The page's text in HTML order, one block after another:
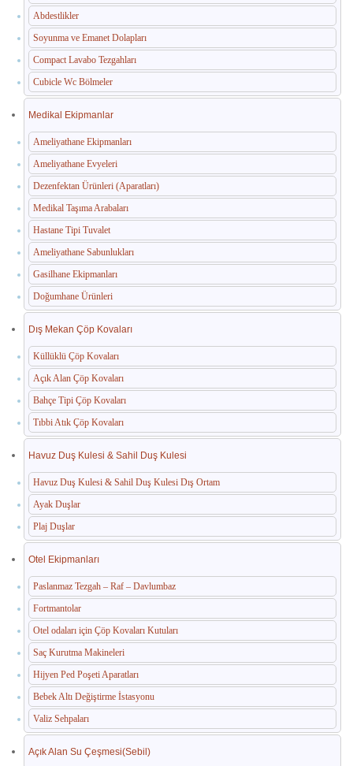
Abdestlikler
Soyunma ve Emanet Dolapları
Compact Lavabo Tezgahları
Cubicle Wc Bölmeler
Medikal Ekipmanlar
Ameliyathane Ekipmanları
Ameliyathane Evyeleri
Dezenfektan Ürünleri (Aparatları)
Medikal Taşıma Arabaları
Hastane Tipi Tuvalet
Ameliyathane Sabunlukları
Gasilhane Ekipmanları
Doğumhane Ürünleri
Dış Mekan Çöp Kovaları
Küllüklü Çöp Kovaları
Açık Alan Çöp Kovaları
Bahçe Tipi Çöp Kovaları
Tıbbi Atık Çöp Kovaları
Havuz Duş Kulesi & Sahil Duş Kulesi
Havuz Duş Kulesi & Sahil Duş Kulesi Dış Ortam
Ayak Duşlar
Plaj Duşlar
Otel Ekipmanları
Paslanmaz Tezgah – Raf – Davlumbaz
Fortmantolar
Otel odaları için Çöp Kovaları Kutuları
Saç Kurutma Makineleri
Hijyen Ped Poşeti Aparatları
Bebek Altı Değiştirme İstasyonu
Valiz Sehpaları
Açık Alan Su Çeşmesi(Sebil)